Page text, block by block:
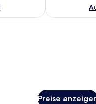
Ein Zimmer in einer
Preise